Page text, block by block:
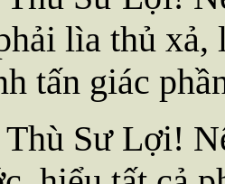
lìa thủ
tấn giác
Sư Lợi!